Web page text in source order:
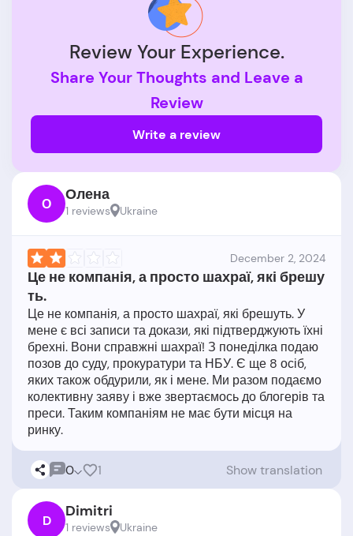
Review Your Experience.
Share Your Thoughts and Leave a
Review
Write a review
О Олена
1 reviews Ukraine
December 2, 2024
Це не компанія, а просто шахраї, які брешу
ть.
Це не компанія, а просто шахраї, які брешуть. У
мене є всі записи та докази, які підтверджують їхні
брехні. Вони справжні шахраї! З понеділка подаю
позов до суду, прокуратури та НБУ. Є ще 8 осіб,
яких також обдурили, як і мене. Ми разом подаємо
колективну заяву і вже звертаємось до блогерів та
преси. Таким компаніям не має бути місця на
0 1 Show translation
D Dimitri
1 reviews Ukraine